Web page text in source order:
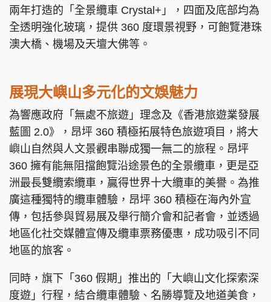
隱私政策聲明
兩年打造的「全景纜車 Crystal+」，四面及底部均為
全透明強化玻璃，提供 360 度環景視野，可飽覽港珠
澳大橋、機場及天壇大佛等。
展現大嶼山多元化的文娛魅力
為響應政府「無處不旅遊」理念及《香港旅遊業發展
藍圖 2.0》，昂坪 360 積極拓展特色旅遊項目，將大
嶼山自然與人文景觀串聯成獨一無二的旅程。昂坪
360 擁有能無阻擋飽覽沿途景色的全景纜車，更是亞
洲最長雙纜索纜車，贏得世界十大纜車的美譽。為推
廣這種獨特的纜車體驗，昂坪 360 積極在海內外宣
傳，包括參與貿易展及舉行簡介會和記者會，並透過
地區化社交媒體宣傳及纜車票務優惠，成功吸引不同
地區的旅客。
同時，旗下「360 假期」推出的「大嶼山文化探索深
度遊」行程，結合纜車體驗、名勝導覽及地道美食，